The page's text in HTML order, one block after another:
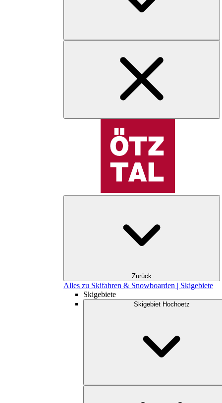
Zurück
Alles zu Skifahren & Snowboarden | Skigebiete
Skigebiete
Skigebiet Hochoetz